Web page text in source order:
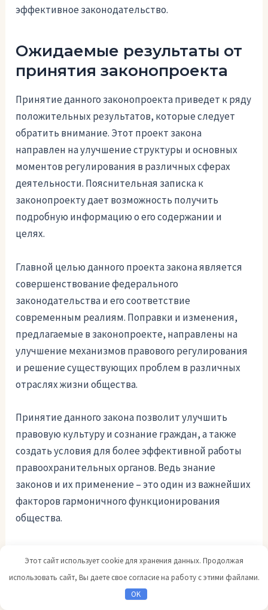
эффективное законодательство.
Ожидаемые результаты от
принятия законопроекта
Принятие данного законопроекта приведет к ряду
положительных результатов, которые следует
обратить внимание. Этот проект закона
направлен на улучшение структуры и основных
моментов регулирования в различных сферах
деятельности. Пояснительная записка к
законопроекту дает возможность получить
подробную информацию о его содержании и
целях.
Главной целью данного проекта закона является
совершенствование федерального
законодательства и его соответствие
современным реалиям. Поправки и изменения,
предлагаемые в законопроекте, направлены на
улучшение механизмов правового регулирования
и решение существующих проблем в различных
отраслях жизни общества.
Принятие данного закона позволит улучшить
правовую культуру и сознание граждан, а также
создать условия для более эффективной работы
правоохранительных органов. Ведь знание
законов и их применение – это один из важнейших
факторов гармоничного функционирования
общества.
полезным инструментом для подробного анализа
содержания и основных моментов реформы.
Здесь можно будет найти клинувшие
Этот сайт использует cookie для хранения данных. Продолжая
использовать сайт, Вы даете свое согласие на работу с этими файлами.
OK